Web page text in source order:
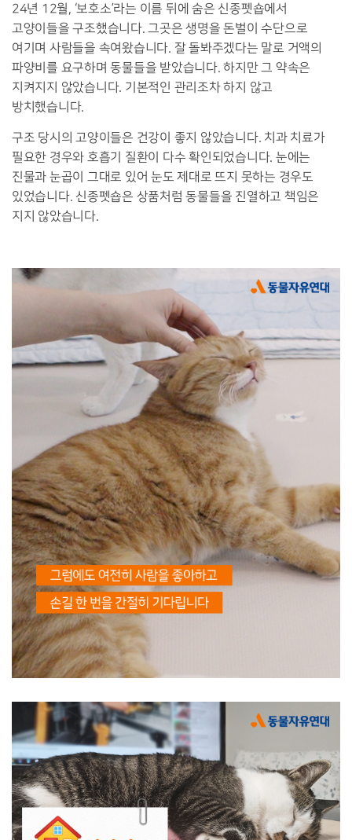
24년 12월, ‘보호소’라는 이름 뒤에 숨은 신종펫숍에서
고양이들을 구조했습니다. 그곳은 생명을 돈벌이 수단으로
여기며 사람들을 속여왔습니다. 잘 돌봐주겠다는 말로 거액의
파양비를 요구하며 동물들을 받았습니다. 하지만 그 약속은
지켜지지 않았습니다. 기본적인 관리조차 하지 않고
방치했습니다.
구조 당시의 고양이들은 건강이 좋지 않았습니다. 치과 치료가
필요한 경우와 호흡기 질환이 다수 확인되었습니다. 눈에는
진물과 눈곱이 그대로 있어 눈도 제대로 뜨지 못하는 경우도
있었습니다. 신종펫숍은 상품처럼 동물들을 진열하고 책임은
지지 않았습니다.